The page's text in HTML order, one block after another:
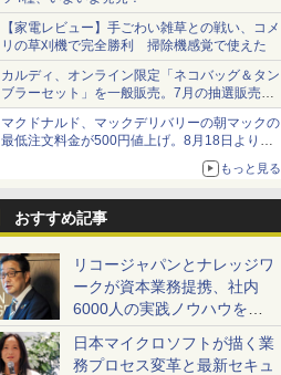
【家電レビュー】手ごわい雑草との戦い、コメ
リの草刈機で完全勝利 掃除機感覚で使えた
カルディ、オンライン限定「ネコバッグ＆タン
ブラーセット」を一般販売。7月の抽選販売の
当選無効分
マクドナルド、マックデリバリーの朝マックの
最低注文料金が500円値上げ。8月18日より
もっと見る
おすすめ記事
リコージャパンとナレッジワ
ークが資本業務提携、社内
6000人の実践ノウハウを生
かした「AI商談記録 for
RICOH」を展開へ
日本マイクロソフトが描く業
務プロセス変革と最新セキュ